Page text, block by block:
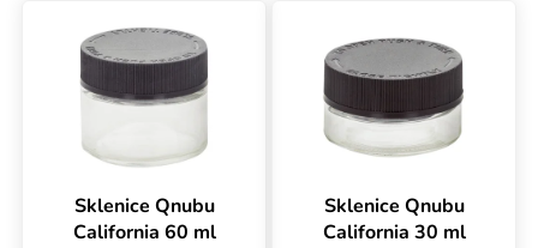
Sklenice Qnubu
California 60 ml
Sklenice Qnubu
California 30 ml